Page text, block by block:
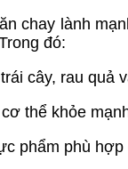
chay lành
đó:
cây, rau
thể khỏe
phẩm phù